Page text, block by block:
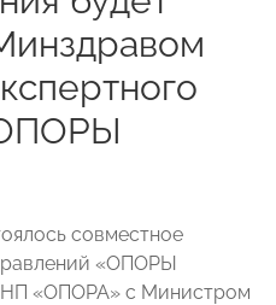
совместное
«ОПОРЫ
«ОПОРА» с Министром